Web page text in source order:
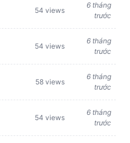
54 views
6 tháng
trước
54 views
6 tháng
trước
58 views
6 tháng
trước
54 views
6 tháng
trước